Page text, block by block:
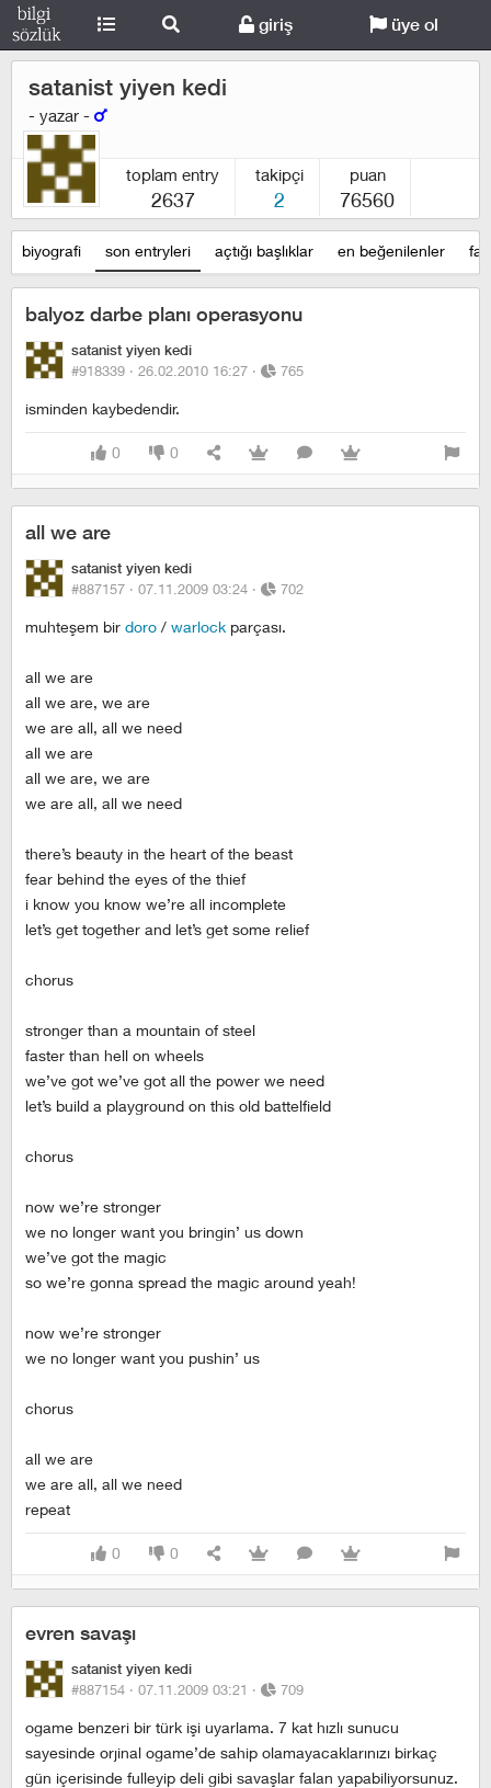
giriş üye ol
satanist yiyen kedi
- yazar -
toplam entry
2637
takipçi
2
puan
76560
biyografi son entryleri açtığı başlıklar en beğenilenler
balyoz darbe planı operasyonu
satanist yiyen kedi
#918339 · 26.02.2010 16:27 · 765
isminden kaybedendir.
0 0
all we are
satanist yiyen kedi
#887157 · 07.11.2009 03:24 · 702
muhteşem bir doro / warlock parçası.
all we are
all we are, we are
we are all, all we need
all we are
all we are, we are
we are all, all we need
there’s beauty in the heart of the beast
fear behind the eyes of the thief
i know you know we’re all incomplete
let’s get together and let’s get some relief
chorus
stronger than a mountain of steel
faster than hell on wheels
we’ve got we’ve got all the power we need
let’s build a playground on this old battelfield
chorus
now we’re stronger
we no longer want you bringin’ us down
we’ve got the magic
so we’re gonna spread the magic around yeah!
now we’re stronger
we no longer want you pushin’ us
chorus
all we are
we are all, all we need
repeat
0 0
evren savaşı
satanist yiyen kedi
#887154 · 07.11.2009 03:21 · 709
ogame benzeri bir türk işi uyarlama. 7 kat hızlı sunucu
sayesinde orjinal ogame’de sahip olamayacaklarınızı birkaç
gün içerisinde fulleyip deli gibi savaşlar falan yapabiliyorsunuz.